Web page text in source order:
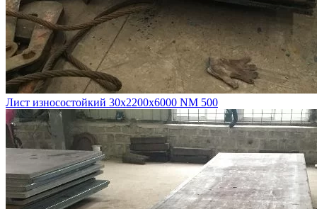
Лист износостойкий 30х2200х6000 NM 500